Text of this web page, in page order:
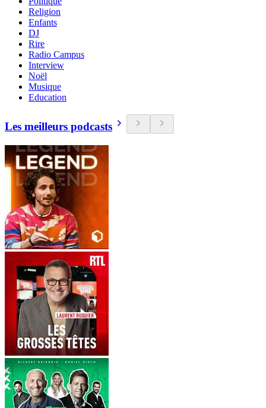
Religion
Enfants
DJ
Rire
Radio Campus
Interview
Noël
Musique
Education
Les meilleurs podcasts